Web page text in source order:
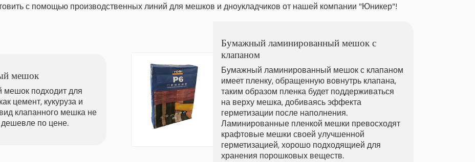
с помощью производственных линий для мешков и дноукладчиков от нашей компании "Юникер"!
мешок
подходит для
цемент, кукуруза и
клапанного мешка не
дешевле по цене.
Бумажный ламинированный мешок с
клапаном
Бумажный ламинированный мешок с клапаном
имеет пленку, обращенную вовнутрь клапана,
таким образом пленка будет поддерживаться
на верху мешка, добиваясь эффекта
герметизации после наполнения.
Ламинированные пленкой мешки превосходят
крафтовые мешки своей улучшенной
герметизацией, хорошо подходящией для
хранения порошковых веществ.